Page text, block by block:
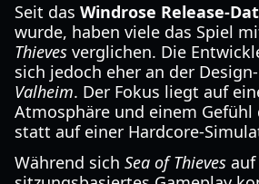
Seit das Windrose Release-
wurde, haben viele das Spiel
Thieves verglichen. Die
sich jedoch eher an der
Valheim. Der Fokus liegt auf
Atmosphäre und einem Gefühl
statt auf einer Hardcore-
Während sich Sea of Thieves auf